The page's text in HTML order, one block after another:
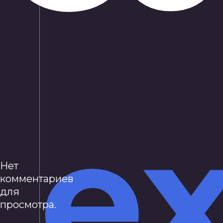
Нет
комментариев
для
просмотра.